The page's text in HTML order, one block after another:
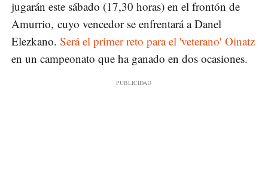
jugarán este sábado (17,30 horas) en el frontón de
Amurrio, cuyo vencedor se enfrentará a Danel
Elezkano. Será el primer reto para el 'veterano' Oinatz
en un campeonato que ha ganado en dos ocasiones.